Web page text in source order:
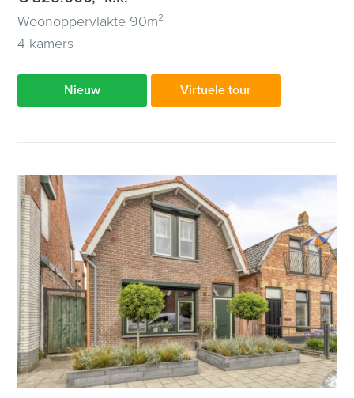
Woonoppervlakte 90m²
4 kamers
Nieuw Virtuele tour